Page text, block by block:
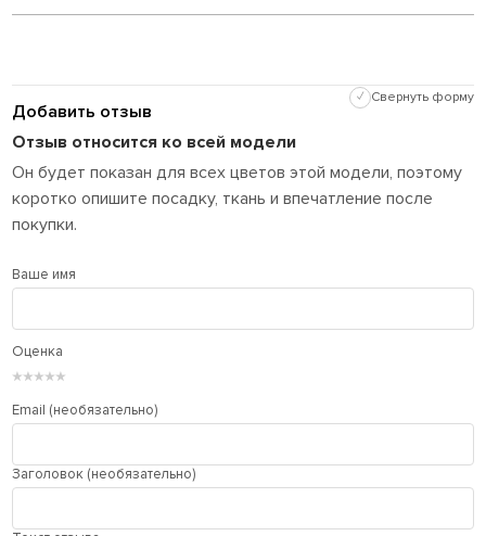
Добавить отзыв
✓ Свернуть форму
Отзыв относится ко всей модели
Он будет показан для всех цветов этой модели, поэтому
коротко опишите посадку, ткань и впечатление после
покупки.
Ваше имя
Оценка
★
★
★
★
★
Email (необязательно)
Заголовок (необязательно)